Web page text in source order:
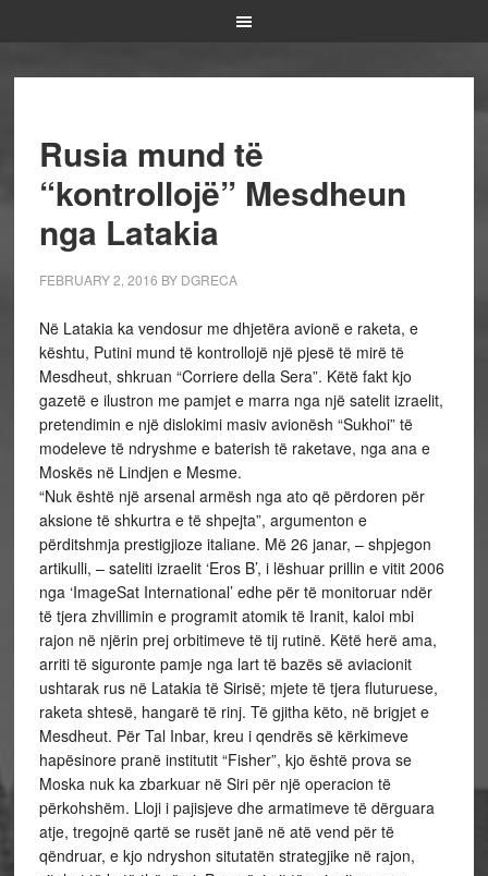
Rusia mund të
“kontrollojë” Mesdheun
nga Latakia
FEBRUARY 2, 2016 BY DGRECA
Në Latakia ka vendosur me dhjetëra avionë e raketa, e
kështu, Putini mund të kontrollojë një pjesë të mirë të
Mesdheut, shkruan “Corriere della Sera”. Këtë fakt kjo
gazetë e ilustron me pamjet e marra nga një satelit izraelit,
pretendimin e një dislokimi masiv avionësh “Sukhoi” të
modeleve të ndryshme e baterish të raketave, nga ana e
Moskës në Lindjen e Mesme.
“Nuk është një arsenal armësh nga ato që përdoren për
aksione të shkurtra e të shpejta”, argumenton e
përditshmja prestigjioze italiane. Më 26 janar, – shpjegon
artikulli, – sateliti izraelit ‘Eros B’, i lëshuar prillin e vitit 2006
nga ‘ImageSat International’ edhe për të monitoruar ndër
të tjera zhvillimin e programit atomik të Iranit, kaloi mbi
rajon në njërin prej orbitimeve të tij rutinë. Këtë herë ama,
arriti të siguronte pamje nga lart të bazës së aviacionit
ushtarak rus në Latakia të Sirisë; mjete të tjera fluturuese,
raketa shtesë, hangarë të rinj. Të gjitha këto, në brigjet e
Mesdheut. Për Tal Inbar, kreu i qendrës së kërkimeve
hapësinore pranë institutit “Fisher”, kjo është prova se
Moska nuk ka zbarkuar në Siri për një operacion të
përkohshëm. Lloji i pajisjeve dhe armatimeve të dërguara
atje, tregojnë qartë se rusët janë në atë vend për të
qëndruar, e kjo ndryshon situtatën strategjike në rajon,